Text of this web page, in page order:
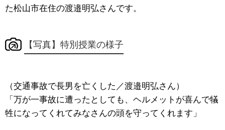
た松山市在住の渡邉明弘さんです。
【写真】特別授業の様子
（交通事故で長男を亡くした／渡邉明弘さん）
「万が一事故に遭ったとしても、ヘルメットが喜んで犠
牲になってくれてみなさんの頭を守ってくれます」